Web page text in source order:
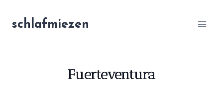
Inhaltschlafmiezen
Fuerteventura